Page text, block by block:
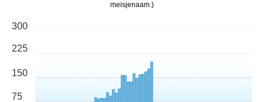
meisjenaam.)
300
225
150
75